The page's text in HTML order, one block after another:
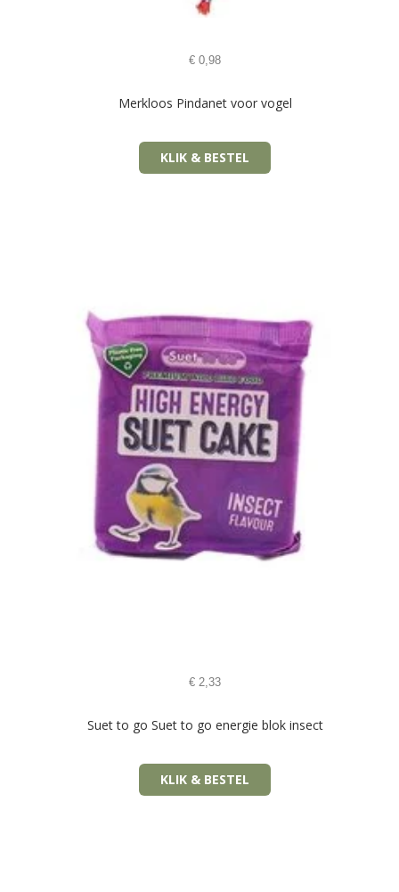
€ 0,98
Merkloos Pindanet voor vogel
KLIK & BESTEL
€ 2,33
Suet to go Suet to go energie blok insect
KLIK & BESTEL